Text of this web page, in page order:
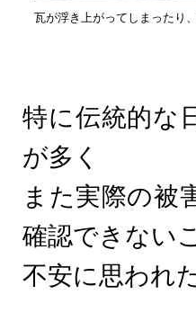
瓦が浮き上がってしまったり
特に伝統的な
が多く
また実際の被
確認できない
不安に思われ